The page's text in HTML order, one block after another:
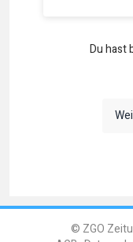
Du hast
© ZGO